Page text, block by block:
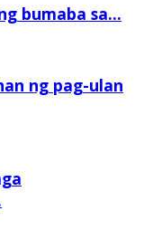
bumaba sa...
ng pag-ulan